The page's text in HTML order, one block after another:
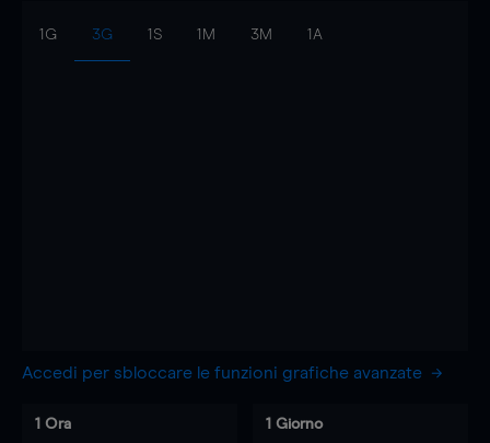
1G 3G 1S 1M 3M 1A
Accedi per sbloccare le funzioni grafiche avanzate
1 Ora 1 Giorno